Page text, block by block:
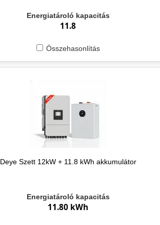
Energiatároló kapacitás
11.8
Összehasonlítás
Deye Szett 12kW + 11.8 kWh akkumulátor
Energiatároló kapacitás
11.80 kWh